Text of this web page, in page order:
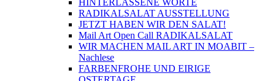
HINTERLASSENE WORTE
RADIKALSALAT AUSSTELLUNG
JETZT HABEN WIR DEN SALAT!
Mail Art Open Call RADIKALSALAT
WIR MACHEN MAIL ART IN MOABIT –
Nachlese
FARBENFROHE UND EIRIGE